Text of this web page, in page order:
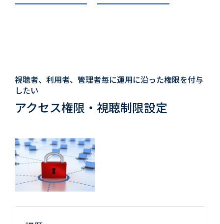
視聴者、利用者、管理者毎に運用に沿った権限を付与
したい
アクセス権限・視聴制限設定